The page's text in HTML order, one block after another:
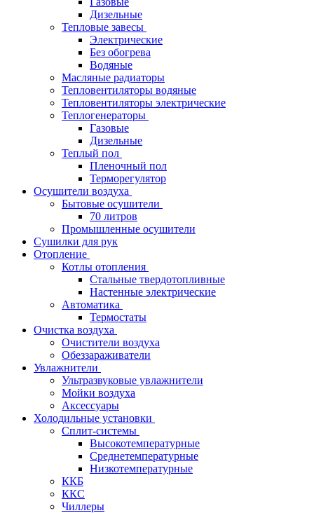
Дизельные
Тепловые завесы
Электрические
Без обогрева
Водяные
Масляные радиаторы
Тепловентиляторы водяные
Тепловентиляторы электрические
Теплогенераторы
Газовые
Дизельные
Теплый пол
Пленочный пол
Терморегулятор
Осушители воздуха
Бытовые осушители
70 литров
Промышленные осушители
Сушилки для рук
Отопление
Котлы отопления
Стальные твердотопливные
Настенные электрические
Автоматика
Термостаты
Очистка воздуха
Очистители воздуха
Обеззараживатели
Увлажнители
Ультразвуковые увлажнители
Мойки воздуха
Аксессуары
Холодильные установки
Сплит-системы
Высокотемпературные
Среднетемпературные
Низкотемпературные
ККБ
ККС
Чиллеры